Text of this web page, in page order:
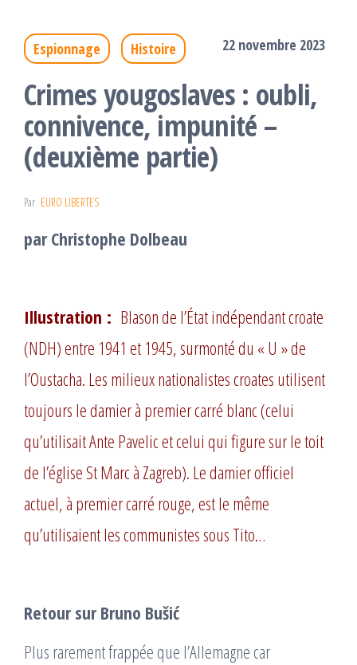
Espionnage Histoire 22 novembre 2023
Crimes yougoslaves : oubli,
connivence, impunité –
(deuxième partie)
Par EURO LIBERTES
par Christophe Dolbeau
Illustration : Blason de l’État indépendant croate
(NDH) entre 1941 et 1945, surmonté du « U » de
l’Oustacha. Les milieux nationalistes croates utilisent
toujours le damier à premier carré blanc (celui
qu’utilisait Ante Pavelic et celui qui figure sur le toit
de l’église St Marc à Zagreb). Le damier officiel
actuel, à premier carré rouge, est le même
qu’utilisaient les communistes sous Tito…
Retour sur Bruno Bušić
Plus rarement frappée que l’Allemagne car